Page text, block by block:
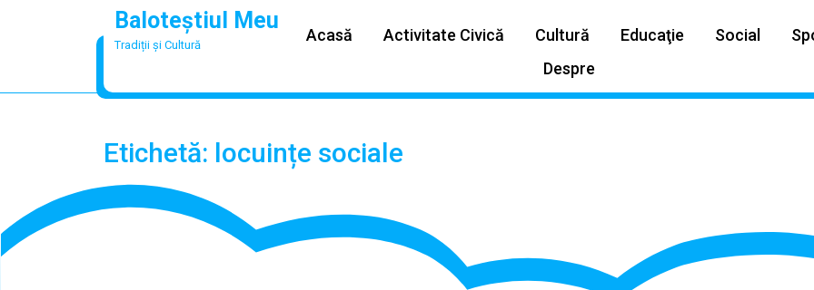
Baloteștiul Meu
Tradiții și Cultură
Acasă Activitate Civică Cultură Educaţie Social
Despre
Etichetă: locuințe sociale